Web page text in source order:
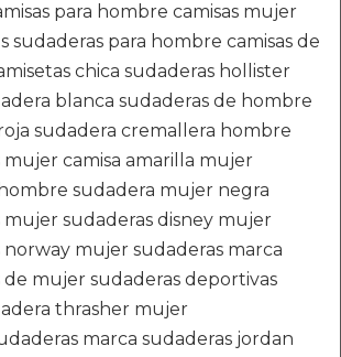
para hombre camisas mujer
sudaderas para hombre camisas de
chica sudaderas hollister
blanca sudaderas de hombre
sudadera cremallera hombre
mujer camisa amarilla mujer
sudadera mujer negra
mujer sudaderas disney mujer
norway mujer sudaderas marca
de mujer sudaderas deportivas
thrasher mujer
marca sudaderas jordan